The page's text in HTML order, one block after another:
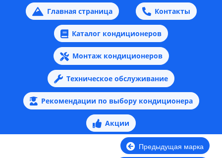
Главная страница Контакты
Каталог кондиционеров
Монтаж кондиционеров
Техническое обслуживание
Рекомендации по выбору кондиционера
Акции
Предыдущая марка